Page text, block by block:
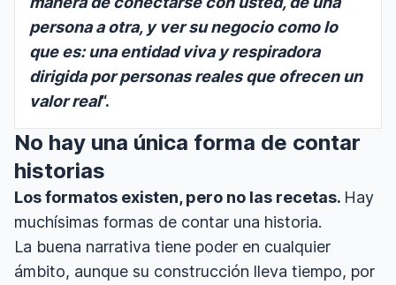
persona a otra, y ver su negocio como lo
que es: una entidad viva y respiradora
dirigida por personas reales que ofrecen un
valor real“.
No hay una única forma de contar
historias
Los formatos existen, pero no las recetas. Hay
muchísimas formas de contar una historia.
La buena narrativa tiene poder en cualquier
ámbito, aunque su construcción lleva tiempo, por